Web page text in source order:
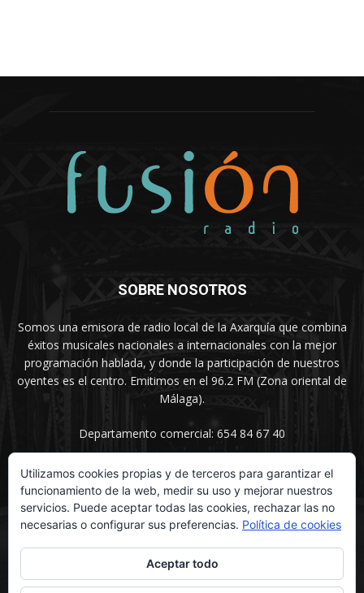
SOBRE NOSOTROS
Somos una emisora de radio local de la Axarquía que combina
éxitos musicales nacionales a internacionales con la mejor
programación hablada, y donde la participación de nuestros
oyentes es el centro. Emitimos en el 96.2 FM (Zona oriental de
Málaga).
Departamento comercial: 654 84 67 40
SÍGUENOS
Utilizamos cookies propias y de terceros para garantizar el
funcionamiento de la web, medir su uso y mejorar nuestros
servicios. Puede aceptar todas las cookies, rechazar las no
necesarias o configurar sus preferencias. Política de cookies
Aceptar todo